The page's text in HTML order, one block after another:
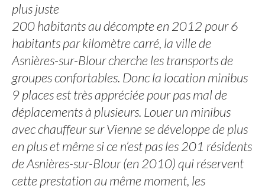
plus juste
200 habitants au décompte en 2012 pour 6
habitants par kilomètre carré, la ville de
Asnières-sur-Blour cherche les transports de
groupes confortables. Donc la location minibus
9 places est très appréciée pour pas mal de
déplacements à plusieurs. Louer un minibus
avec chauffeur sur Vienne se développe de plus
en plus et même si ce n’est pas les 201 résidents
de Asnières-sur-Blour (en 2010) qui réservent
cette prestation au même moment, les